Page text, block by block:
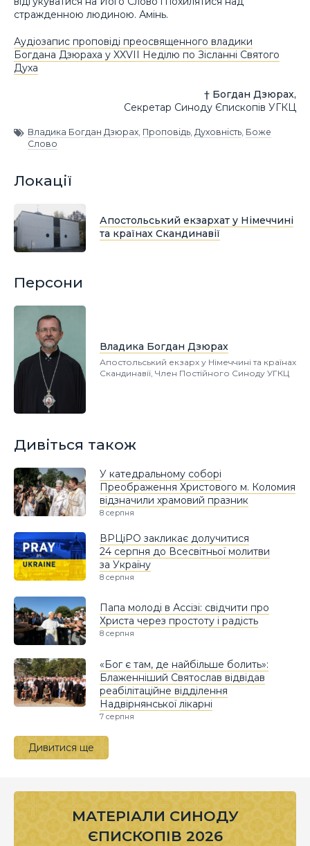
стражденною людиною. Амінь.
Аудіозапис проповіді преосвященного владики
Богдана Дзюраха у XXVII Неділю по Зісланні Святого
Духа
† Богдан Дзюрах,
Секретар Синоду Єпископів УГКЦ
Владика Богдан Дзюрах, Проповідь, Духовність, Боже
Слово
Локації
Апостольський екзархат у Німеччині
та країнах Скандинавії
Персони
Владика Богдан Дзюрах
Апостольський екзарх у Німеччині та країнах
Скандинавії, Член Постійного Синоду УГКЦ
Дивіться також
У катедральному соборі
Преображення Христового м. Коломия
відзначили храмовий празник
8 серпня
ВРЦіРО закликає долучитися
24 серпня до Всесвітньої молитви
за Україну
8 серпня
Папа молоді в Ассізі: свідчити про
Христа через простоту і радість
8 серпня
«Бог є там, де найбільше болить»:
Блаженніший Святослав відвідав
реабілітаційне відділення
Надвірнянської лікарні
7 серпня
Дивитися ще
МАТЕРІАЛИ СИНОДУ
ЄПИСКОПІВ 2026